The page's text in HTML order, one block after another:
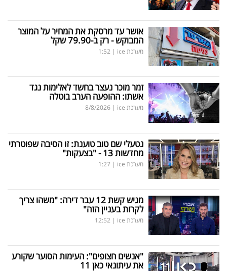
אושר עד מרסקת את המחיר על המוצר
המבוקש - רק ב-79.90 שקל
מערכת ice |
1:52
זמר מוכר נעצר בחשד לאלימות נגד
אשתו: ההופעה הערב בוטלה
מערכת ice |
8/8/2026
נטעלי שם טוב טוענת: זו הסיבה שפוטרתי
מחדשות 13 - "בצעקות"
מערכת ice |
1:27
מגיש קשת 12 עבר דירה: "משהו צריך
לקרות בעניין הזה"
מערכת ice |
12:52
"אנשים חצופים": העימות הסוער שקורע
את עיתונאי כאן 11